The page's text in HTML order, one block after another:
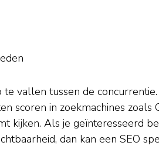
vallen tussen de
scoren in zoekmachines zoals
kijken. Als je geïnteresseerd
dan kan een SEO